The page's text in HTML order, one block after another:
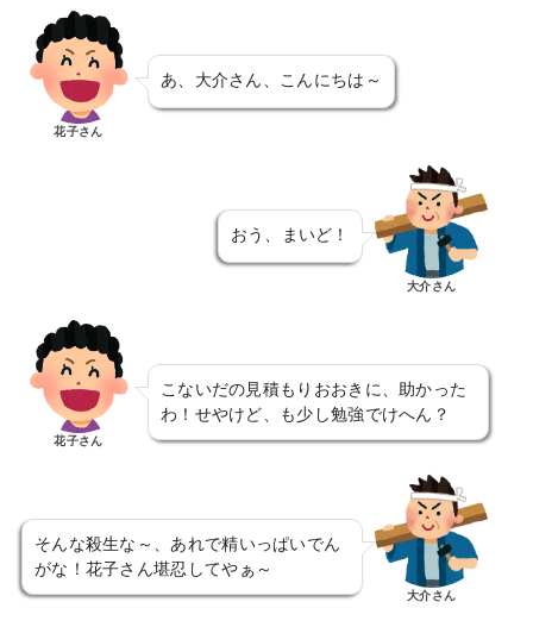
花子さん
あ、大介さん、こんにちは～
おう、まいど！
大介さん
花子さん
こないだの見積もりおおきに、助かった
わ！せやけど、も少し勉強でけへん？
そんな殺生な～、あれで精いっぱいでん
がな！花子さん堪忍してやぁ～
大介さん